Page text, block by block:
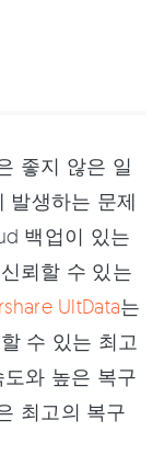
좋지 않은 일
발생하는 문제
백업이 있는
뢰할 수 있는
UltData는
수 있는 최고
와 높은 복구
최고의 복구